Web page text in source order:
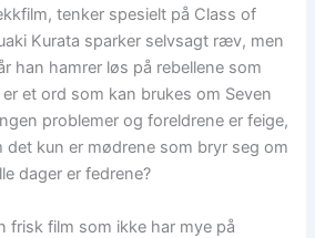
tenker spesielt på Class of
Kurata sparker selvsagt ræv, men
han hamrer løs på rebellene som
et ord som kan brukes om Seven
problemer og foreldrene er feige,
det kun er mødrene som bryr seg om
dager er fedrene?
frisk film som ikke har mye på